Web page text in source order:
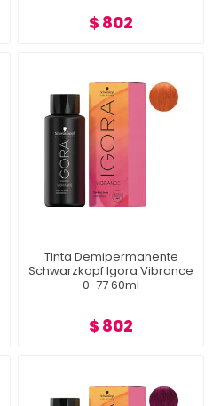
$ 802
Tinta Demipermanente
Schwarzkopf Igora Vibrance
0-77 60ml
$ 802